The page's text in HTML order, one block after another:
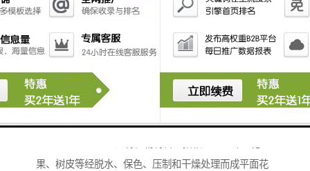
压花机主要用于在各种织物上压花、压泡、压皱、压商
标，也可在无纺布、涂层、人革、纸张、铝板上压商
标，仿真皮花纹及各类深浅的花型、花纹。 压花
果、树皮等经脱水、保色、压制和干燥处理而成平面花